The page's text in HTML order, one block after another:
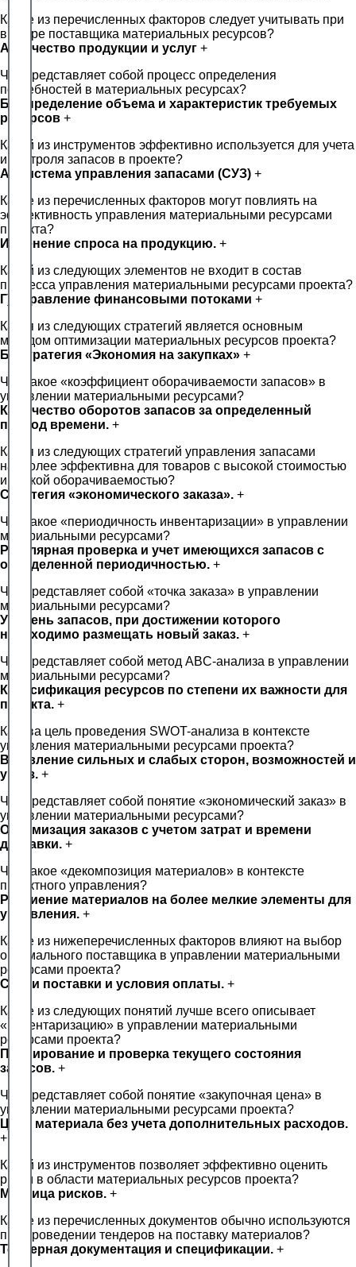
Какие из перечисленных факторов следует учитывать при
выборе поставщика материальных ресурсов?
А) Качество продукции и услуг +
Что представляет собой процесс определения
потребностей в материальных ресурсах?
Б) Определение объема и характеристик требуемых
ресурсов +
Какой из инструментов эффективно используется для учета
и контроля запасов в проекте?
А) Система управления запасами (СУЗ) +
Какие из перечисленных факторов могут повлиять на
эффективность управления материальными ресурсами
проекта?
Изменение спроса на продукцию. +
Какой из следующих элементов не входит в состав
процесса управления материальными ресурсами проекта?
Г) Управление финансовыми потоками +
Какая из следующих стратегий является основным
методом оптимизации материальных ресурсов проекта?
Б) Стратегия «Экономия на закупках» +
Что такое «коэффициент оборачиваемости запасов» в
управлении материальными ресурсами?
Количество оборотов запасов за определенный
период времени. +
Какая из следующих стратегий управления запасами
наиболее эффективна для товаров с высокой стоимостью
и низкой оборачиваемостью?
Стратегия «экономического заказа». +
Что такое «периодичность инвентаризации» в управлении
материальными ресурсами?
Регулярная проверка и учет имеющихся запасов с
определенной периодичностью. +
Что представляет собой «точка заказа» в управлении
материальными ресурсами?
Уровень запасов, при достижении которого
необходимо размещать новый заказ. +
Что представляет собой метод ABC-анализа в управлении
материальными ресурсами?
Классификация ресурсов по степени их важности для
проекта. +
Какова цель проведения SWOT-анализа в контексте
управления материальными ресурсами проекта?
Выявление сильных и слабых сторон, возможностей и
угроз. +
Что представляет собой понятие «экономический заказ» в
управлении материальными ресурсами?
Оптимизация заказов с учетом затрат и времени
доставки. +
Что такое «декомпозиция материалов» в контексте
проектного управления?
Разбиение материалов на более мелкие элементы для
управления. +
Какие из нижеперечисленных факторов влияют на выбор
оптимального поставщика в управлении материальными
ресурсами проекта?
Сроки поставки и условия оплаты. +
Какое из следующих понятий лучше всего описывает
«инвентаризацию» в управлении материальными
ресурсами проекта?
Планирование и проверка текущего состояния
запасов. +
Что представляет собой понятие «закупочная цена» в
управлении материальными ресурсами проекта?
Цена материала без учета дополнительных расходов.
+
Какой из инструментов позволяет эффективно оценить
риски в области материальных ресурсов проекта?
Матрица рисков. +
Какие из перечисленных документов обычно используются
при проведении тендеров на поставку материалов?
Тендерная документация и спецификации. +